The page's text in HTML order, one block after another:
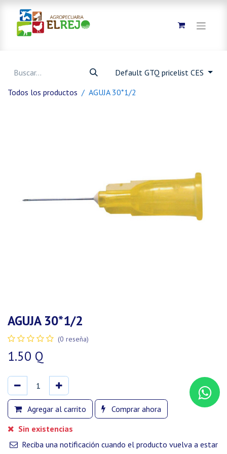
Default GTQ pricelist CES
Todos los productos
AGUJA 30*1/2
AGUJA 30*1/2
(0 reseña)
1.50 Q
Agregar al carrito
Comprar ahora
Sin existencias
Reciba una notificación cuando el producto vuelva a estar